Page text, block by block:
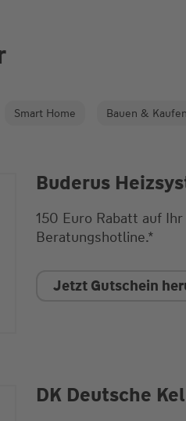
Smart Home Bauen & Kaufen
Buderus
150 Euro Rabatt auf
Beratungshotline.*
Jetzt Gutschein
DK Deutsche